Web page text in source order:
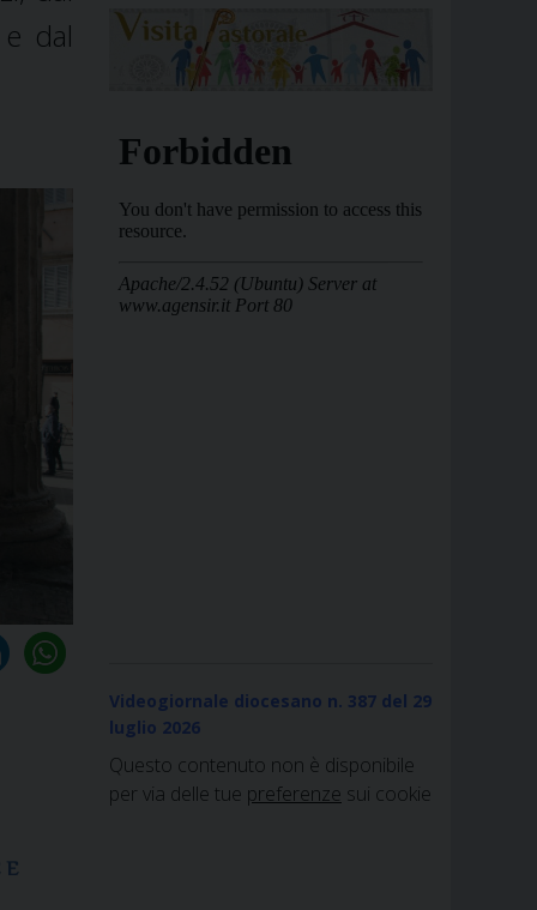
dal
E
Videogiornale diocesano n. 387 del 29
luglio 2026
Questo contenuto non è disponibile
per via delle tue preferenze sui cookie